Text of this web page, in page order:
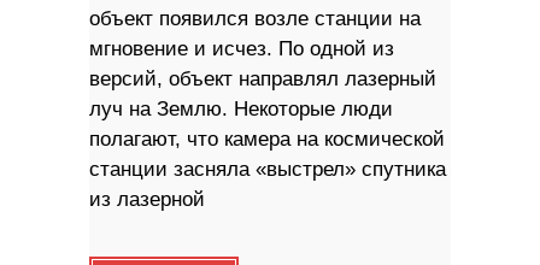
объект появился возле станции на
мгновение и исчез. По одной из
версий, объект направлял лазерный
луч на Землю. Некоторые люди
полагают, что камера на космической
станции засняла «выстрел» спутника
из лазерной